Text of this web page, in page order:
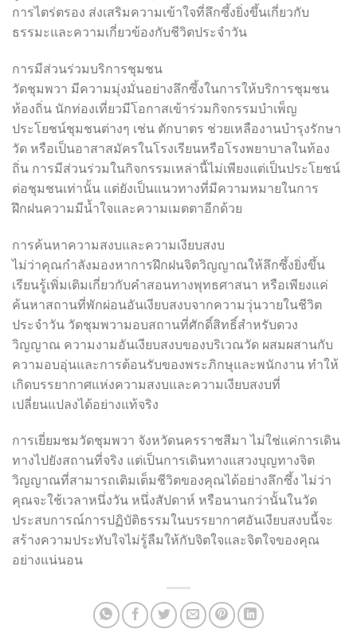
การไตร่ตรอง ส่งเสริมความเข้าใจที่ลึกซึ้งยิ่งขึ้นเกี่ยวกับ
ธรรมะและความเกี่ยวข้องกับชีวิตประจำวัน
การมีส่วนร่วมบริการชุมชน
วัดชุมพวา มีความมุ่งมั่นอย่างลึกซึ้งในการให้บริการชุมชน
ท้องถิ่น นักท่องเที่ยวมีโอกาสเข้าร่วมกิจกรรมบำเพ็ญ
ประโยชน์ชุมชนต่างๆ เช่น ตักบาตร ช่วยเหลืองานบำรุงรักษา
วัด หรือเป็นอาสาสมัครในโรงเรียนหรือโรงพยาบาลในท้อง
ถิ่น การมีส่วนร่วมในกิจกรรมเหล่านี้ไม่เพียงแต่เป็นประโยชน์
ต่อชุมชนเท่านั้น แต่ยังเป็นแนวทางที่มีความหมายในการ
ฝึกฝนความมีน้ำใจและความเมตตาอีกด้วย
การค้นหาความสงบและความเงียบสงบ
ไม่ว่าคุณกำลังมองหาการฝึกฝนจิตวิญญาณให้ลึกซึ้งยิ่งขึ้น
เรียนรู้เพิ่มเติมเกี่ยวกับคำสอนทางพุทธศาสนา หรือเพียงแค่
ค้นหาสถานที่พักผ่อนอันเงียบสงบจากความวุ่นวายในชีวิต
ประจำวัน วัดชุมพวามอบสถานที่ศักดิ์สิทธิ์สำหรับดวง
วิญญาณ ความงามอันเงียบสงบของบริเวณวัด ผสมผสานกับ
ความอบอุ่นและการต้อนรับของพระภิกษุและพนักงาน ทำให้
เกิดบรรยากาศแห่งความสงบและความเงียบสงบที่
เปลี่ยนแปลงได้อย่างแท้จริง
การเยี่ยมชมวัดชุมพวา จังหวัดนครราชสีมา ไม่ใช่แค่การเดิน
ทางไปยังสถานที่จริง แต่เป็นการเดินทางแสวงบุญทางจิต
วิญญาณที่สามารถเติมเต็มชีวิตของคุณได้อย่างลึกซึ้ง ไม่ว่า
คุณจะใช้เวลาหนึ่งวัน หนึ่งสัปดาห์ หรือนานกว่านั้นในวัด
ประสบการณ์การปฏิบัติธรรมในบรรยากาศอันเงียบสงบนี้จะ
สร้างความประทับใจไม่รู้ลืมให้กับจิตใจและจิตใจของคุณ
อย่างแน่นอน